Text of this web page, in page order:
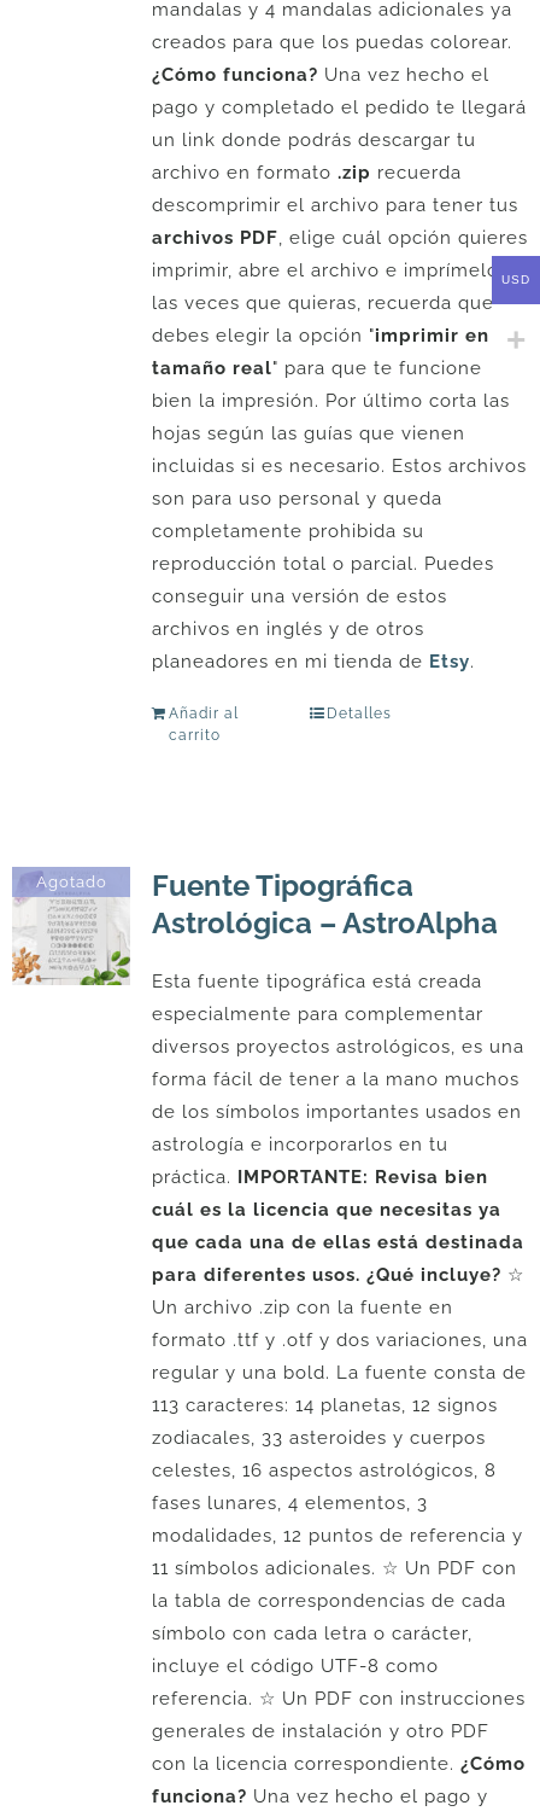
mandalas y 4 mandalas adicionales ya
creados para que los puedas colorear.
¿Cómo funciona? Una vez hecho el
pago y completado el pedido te llegará
un link donde podrás descargar tu
archivo en formato .zip recuerda
descomprimir el archivo para tener tus
archivos PDF, elige cuál opción quieres
imprimir, abre el archivo e imprímelo
las veces que quieras, recuerda que
debes elegir la opción "imprimir en
tamaño real" para que te funcione
bien la impresión. Por último corta las
hojas según las guías que vienen
incluidas si es necesario. Estos archivos
son para uso personal y queda
completamente prohibida su
reproducción total o parcial. Puedes
conseguir una versión de estos
archivos en inglés y de otros
planeadores en mi tienda de Etsy.
Añadir al
carrito
Detalles
Agotado
Fuente Tipográfica
Astrológica – AstroAlpha
Esta fuente tipográfica está creada
especialmente para complementar
diversos proyectos astrológicos, es una
forma fácil de tener a la mano muchos
de los símbolos importantes usados en
astrología e incorporarlos en tu
práctica. IMPORTANTE: Revisa bien
cuál es la licencia que necesitas ya
que cada una de ellas está destinada
para diferentes usos. ¿Qué incluye? ☆
Un archivo .zip con la fuente en
formato .ttf y .otf y dos variaciones, una
regular y una bold. La fuente consta de
113 caracteres: 14 planetas, 12 signos
zodiacales, 33 asteroides y cuerpos
celestes, 16 aspectos astrológicos, 8
fases lunares, 4 elementos, 3
modalidades, 12 puntos de referencia y
11 símbolos adicionales. ☆ Un PDF con
la tabla de correspondencias de cada
símbolo con cada letra o carácter,
incluye el código UTF-8 como
referencia. ☆ Un PDF con instrucciones
generales de instalación y otro PDF
con la licencia correspondiente. ¿Cómo
funciona? Una vez hecho el pago y
USD